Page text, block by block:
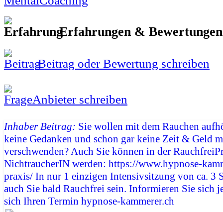
Erfahrungen &
Beitrag oder Bewertung schreiben
Anbieter schreiben
Inhaber Beitrag: Sie wollen mit dem Rauchen
keine Gedanken und schon gar keine Zeit & Geld
verschwenden? Auch Sie können in der
NichtraucherIN werden: https://www.hypnose-
praxis/ In nur 1 einzigen Intensivsitzung von ca. 3
auch Sie bald Rauchfrei sein. Informieren Sie sich
sich Ihren Termin hypnose-kammerer.ch